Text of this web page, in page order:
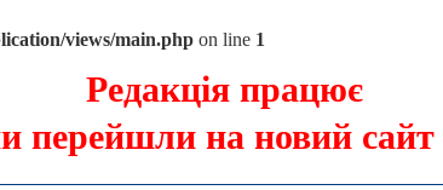
views/main.php on line 1
Редакція працює
перейшли на новий сайт